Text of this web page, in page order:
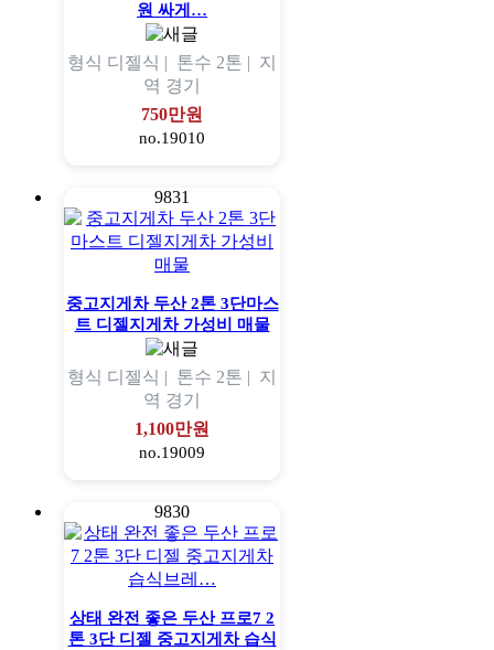
원 싸게…
형식 디젤식 | 톤수 2톤 | 지
역 경기
750만원
no.19010
9831
중고지게차 두산 2톤 3단마스
트 디젤지게차 가성비 매물
형식 디젤식 | 톤수 2톤 | 지
역 경기
1,100만원
no.19009
9830
상태 완전 좋은 두산 프로7 2
톤 3단 디젤 중고지게차 습식